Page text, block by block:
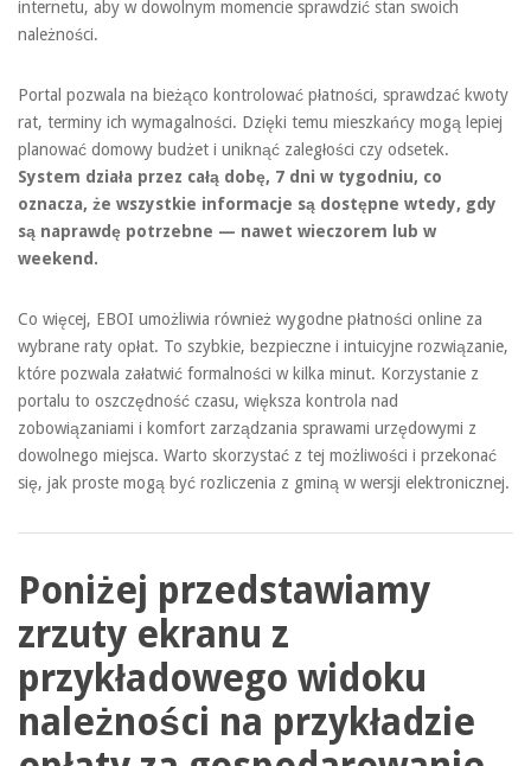
internetu, aby w dowolnym momencie sprawdzić stan swoich
należności.
Portal pozwala na bieżąco kontrolować płatności, sprawdzać kwoty
rat, terminy ich wymagalności. Dzięki temu mieszkańcy mogą lepiej
planować domowy budżet i uniknąć zaległości czy odsetek.
System działa przez całą dobę, 7 dni w tygodniu, co
oznacza, że wszystkie informacje są dostępne wtedy, gdy
są naprawdę potrzebne — nawet wieczorem lub w
weekend.
Co więcej, EBOI umożliwia również wygodne płatności online za
wybrane raty opłat. To szybkie, bezpieczne i intuicyjne rozwiązanie,
które pozwala załatwić formalności w kilka minut. Korzystanie z
portalu to oszczędność czasu, większa kontrola nad
zobowiązaniami i komfort zarządzania sprawami urzędowymi z
dowolnego miejsca. Warto skorzystać z tej możliwości i przekonać
się, jak proste mogą być rozliczenia z gminą w wersji elektronicznej.
Poniżej przedstawiamy
zrzuty ekranu z
przykładowego widoku
należności na przykładzie